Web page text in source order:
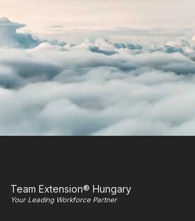
Team Extension® Hungary
Your Leading Workforce Partner